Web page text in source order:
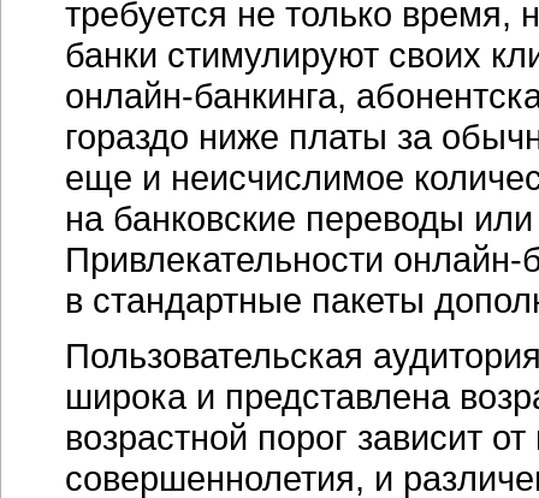
требуется не только время,
банки стимулируют своих
онлайн-банкинга,
гораздо ниже платы за
еще и неисчислимое
на банковские переводы
Привлекательности онлайн-
в стандартные пакеты
Пользовательская
широка и представлена
возрастной порог зависит
совершеннолетия, и